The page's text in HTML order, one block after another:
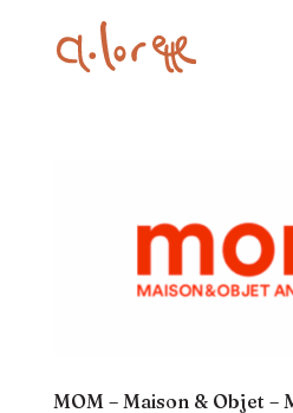
MOM – Maison & Objet –